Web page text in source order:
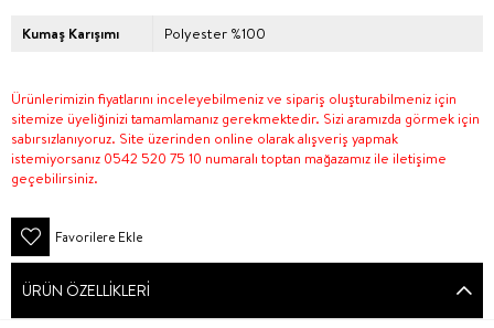
Kumaş Karışımı Polyester %100
Ürünlerimizin fiyatlarını inceleyebilmeniz ve sipariş oluşturabilmeniz için
sitemize üyeliğinizi tamamlamanız gerekmektedir. Sizi aramızda görmek için
sabırsızlanıyoruz. Site üzerinden online olarak alışveriş yapmak
istemiyorsanız 0542 520 75 10 numaralı toptan mağazamız ile iletişime
geçebilirsiniz.
Favorilere Ekle
ÜRÜN ÖZELLIKLERI